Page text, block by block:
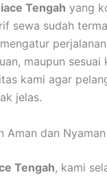
Tengah yang
sewa sudah
maupun sesuai
kami agar
jelas.
Aman dan Nyaman
Tengah, kami